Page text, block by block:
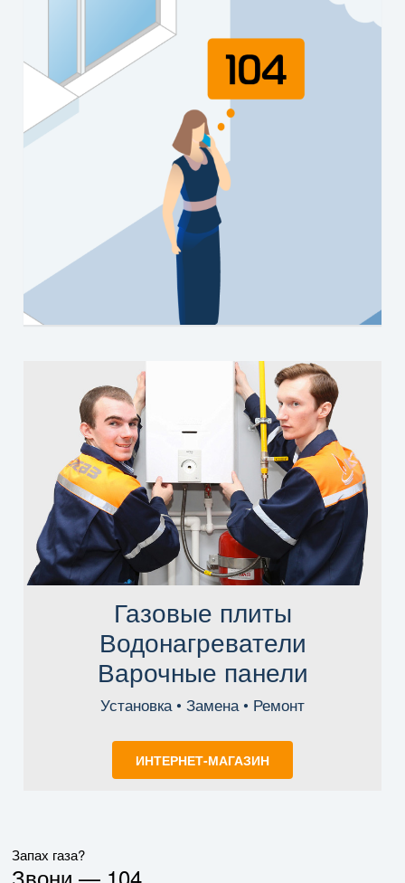
Газовые плиты
Водонагреватели
Варочные панели
Установка • Замена • Ремонт
ИНТЕРНЕТ-МАГАЗИН
Запах газа?